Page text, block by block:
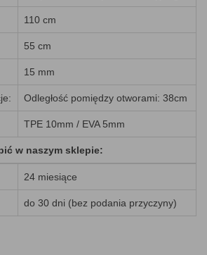
110 cm
55 cm
15 mm
Odległość pomiędzy otworami: 38cm
TPE 10mm / EVA 5mm
w naszym sklepie:
24 miesiące
do 30 dni (bez podania przyczyny)